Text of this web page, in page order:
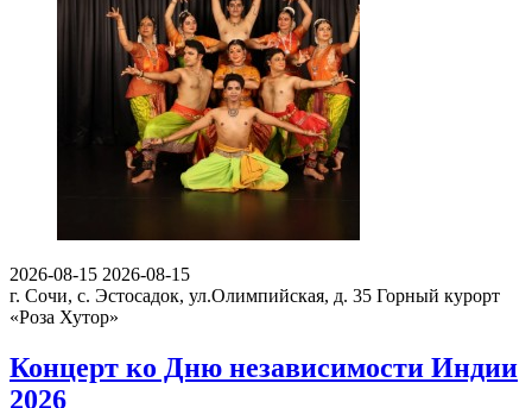
2026-08-15 2026-08-15
г. Сочи, с. Эстосадок, ул.Олимпийская, д. 35 Горный курорт
«Роза Хутор»
Концерт ко Дню независимости Индии
2026